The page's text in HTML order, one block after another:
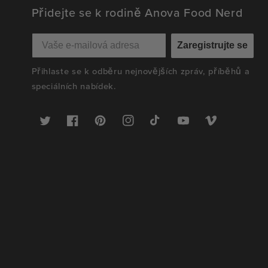
Přidejte se k rodině Anova Food Nerd
Zaregistrujte se
Přihlaste se k odběru nejnovějších zpráv, příběhů a
speciálních nabídek.
Twitter FacebookPinterestInstagramTikTok YouTubeVimeo